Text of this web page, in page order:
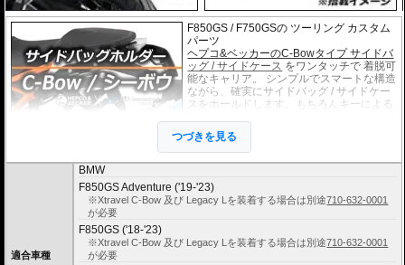
F850GS / F750GSの ツーリング カスタム
パーツ
ヘプコ&ベッカーのC-Bowタイプ サイドバ
ッグ / サイドケース をワンタッチで 着脱可
能なキャリア。 シンプルでスマートな構造
ながら、確実にサイドバッグ / サイドケー
スをホールドします。もちろんキーによる
計品。高耐久パウダー塗装仕上げ。
※耐加重 : 片側 5kg (ケース、バッグの自重を除く)
※サイドケースは別売です。こちらからお求め下さい。
※バッグの搭載位置を 50mm 前方または後方、30mm 上方または下方に移設す
る移設キット(オプション)もあります。
つづきを見る
適合車種
BMW
F850GS Adventure ('19-'23)
※Xtravel C-Bow 及び Legacy Lを装着する場合は別途710-632-0001
が必要
F850GS ('18-'23)
※Xtravel C-Bow 及び Legacy Lを装着する場合は別途710-632-0001
が必要